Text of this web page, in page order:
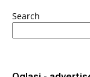
Search